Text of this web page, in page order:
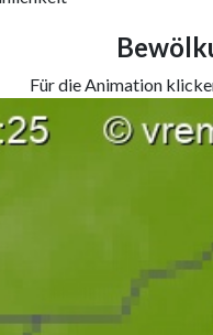
Für die Animation